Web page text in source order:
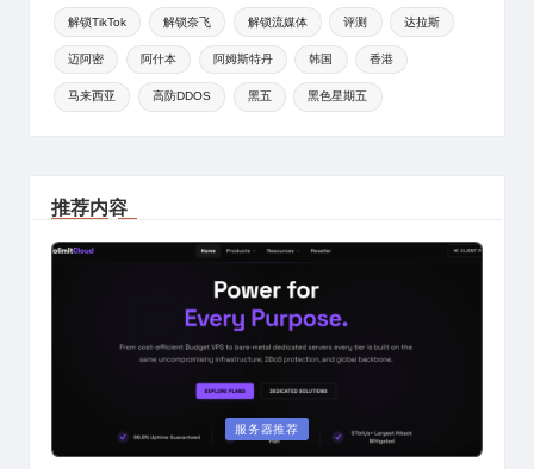
解锁TikTok 解锁奈飞 解锁流媒体 评测 达拉斯
迈阿密 阿什本 阿姆斯特丹 韩国 香港
马来西亚 高防DDOS 黑五 黑色星期五
推荐内容
Posted
in
服务器推荐